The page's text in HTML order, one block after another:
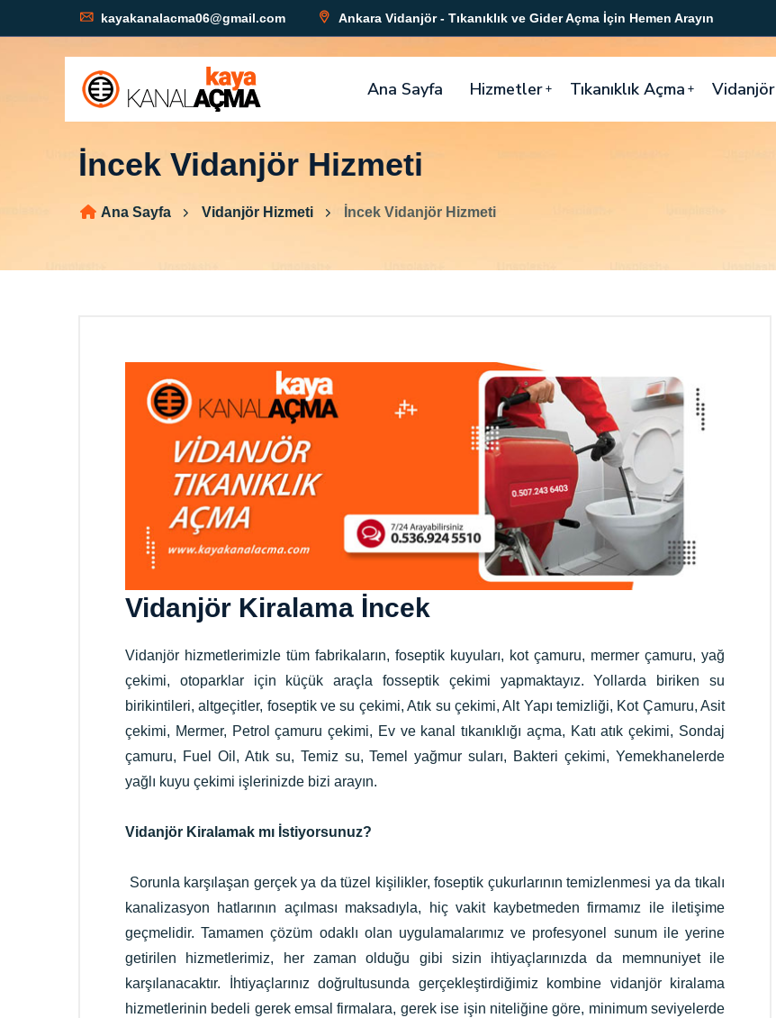
kayakanalacma06@gmail.com Ankara Vidanjör - Tıkanıklık ve Gider Açma İçin Hemen Arayın
Ana Sayfa Hizmetler Tıkanıklık Açma Vidanjör
İncek Vidanjör Hizmeti
Ana Sayfa Vidanjör Hizmeti İncek Vidanjör Hizmeti
Vidanjör Kiralama İncek
Vidanjör hizmetlerimizle tüm fabrikaların, foseptik kuyuları, kot çamuru, mermer çamuru, yağ
çekimi, otoparklar için küçük araçla fosseptik çekimi yapmaktayız. Yollarda biriken su
birikintileri, altgeçitler, foseptik ve su çekimi, Atık su çekimi, Alt Yapı temizliği, Kot Çamuru, Asit
çekimi, Mermer, Petrol çamuru çekimi, Ev ve kanal tıkanıklığı açma, Katı atık çekimi, Sondaj
çamuru, Fuel Oil, Atık su, Temiz su, Temel yağmur suları, Bakteri çekimi, Yemekhanelerde
yağlı kuyu çekimi işlerinizde bizi arayın.
Vidanjör Kiralamak mı İstiyorsunuz?
Sorunla karşılaşan gerçek ya da tüzel kişilikler, foseptik çukurlarının temizlenmesi ya da tıkalı
kanalizasyon hatlarının açılması maksadıyla, hiç vakit kaybetmeden firmamız ile iletişime
geçmelidir. Tamamen çözüm odaklı olan uygulamalarımız ve profesyonel sunum ile yerine
getirilen hizmetlerimiz, her zaman olduğu gibi sizin ihtiyaçlarınızda da memnuniyet ile
karşılanacaktır. İhtiyaçlarınız doğrultusunda gerçekleştirdiğimiz kombine vidanjör kiralama
hizmetlerinin bedeli gerek emsal firmalara, gerek ise işin niteliğine göre, minimum seviyelerde